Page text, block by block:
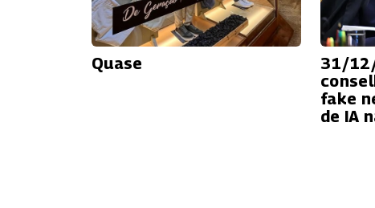
Quase
31/
fake
de IA